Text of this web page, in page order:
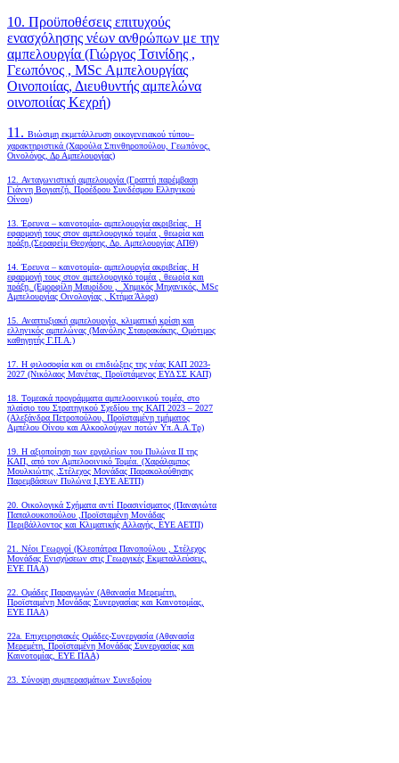
10. Προϋποθέσεις επιτυχούς
ενασχόλησης νέων ανθρώπων με την
αμπελουργία (Γιώργος Τσινίδης ,
Γεωπόνος , MSc Αμπελουργίας
Οινοποιίας, Διευθυντής αμπελώνα
οινοποιίας Κεχρή)
11. Βιώσιμη εκμετάλλευση οικογενειακού τύπου–
χαρακτηριστικά (Χαρούλα Σπινθηροπούλου, Γεωπόνος,
Οινολόγος, Δρ Αμπελουργίας)
12. Ανταγωνιστική αμπελουργία (Γραπτή παρέμβαση
Γιάννη Βογιατζή, Προέδρου Συνδέσμου Ελληνικού
Οίνου)
13. Έρευνα – καινοτομία- αμπελουργία ακριβείας. Η
εφαρμογή τους στον αμπελουργικό τομέα , θεωρία και
πράξη.(Σεραφείμ Θεοχάρης, Δρ. Αμπελουργίας ΑΠΘ)
14. Έρευνα – καινοτομία- αμπελουργία ακριβείας. Η
εφαρμογή τους στον αμπελουργικό τομέα , θεωρία και
πράξη. (Εμορφίλη Μαυρίδου , Χημικός Μηχανικός, MSc
Αμπελουργίας Οινολογίας , Κτήμα Άλφα)
15. Αναπτυξιακή αμπελουργία, κλιματική κρίση και
ελληνικός αμπελώνας (Μανόλης Σταυρακάκης, Ομότιμος
καθηγητής Γ.Π.Α.)
17. Η φιλοσοφία και οι επιδιώξεις της νέας ΚΑΠ 2023-
2027 (Νικόλαος Μανέτας, Προϊστάμενος ΕΥΔ ΣΣ ΚΑΠ)
18. Tομεακά προγράμματα αμπελοοινικού τομέα, στο
πλαίσιο του Στρατηγικού Σχεδίου της ΚΑΠ 2023 – 2027
(Αλεξάνδρα Πετροπούλου, Προϊσταμένη τμήματος
Αμπέλου Οίνου και Αλκοολούχων ποτών Υπ.Α.Α.Τρ)
19. Η αξιοποίηση των εργαλείων του Πυλώνα ΙΙ της
ΚΑΠ, από τον Αμπελοοινικό Τομέα. (Χαράλαμπος
Μουλκιώτης ,Στέλεχος Μονάδας Παρακολούθησης
Παρεμβάσεων Πυλώνα Ι,ΕΥΕ ΑΕΤΠ)
20. Οικολογικά Σχήματα αντί Πρασινίσματος (Παναγιώτα
Παπαλουκοπούλου ,Προϊσταμένη Μονάδας
Περιβάλλοντος και Κλιματικής Αλλαγής, ΕΥΕ ΑΕΤΠ)
21. Νέοι Γεωργοί (Κλεοπάτρα Πανοπούλου , Στέλεχος
Μονάδας Ενισχύσεων στις Γεωργικές Εκμεταλλεύσεις,
ΕΥΕ ΠΑΑ)
22. Ομάδες Παραγωγών (Αθανασία Μερεμέτη,
Προϊσταμένη Μονάδας Συνεργασίας και Καινοτομίας,
ΕΥΕ ΠΑΑ)
22a. Επιχειρησιακές Ομάδες-Συνεργασία (Αθανασία
Μερεμέτη, Προϊσταμένη Μονάδας Συνεργασίας και
Καινοτομίας, ΕΥΕ ΠΑΑ)
23. Σύνοψη συμπερασμάτων Συνεδρίου